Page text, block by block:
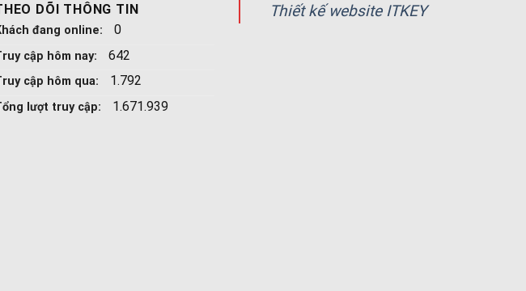
DÕI THÔNG TIN
đang online: 0
cập hôm nay: 642
cập hôm qua: 1.792
lượt truy cập: 1.671.939
Thiết kế website ITKEY